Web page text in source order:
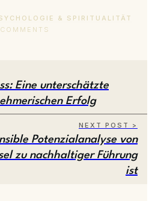
& SPIRITUALITÄT
COMMENTS
Eine unterschätzte
Erfolg
NEXT POST >
Potenzialanalyse von
zu nachhaltiger Führung
ist